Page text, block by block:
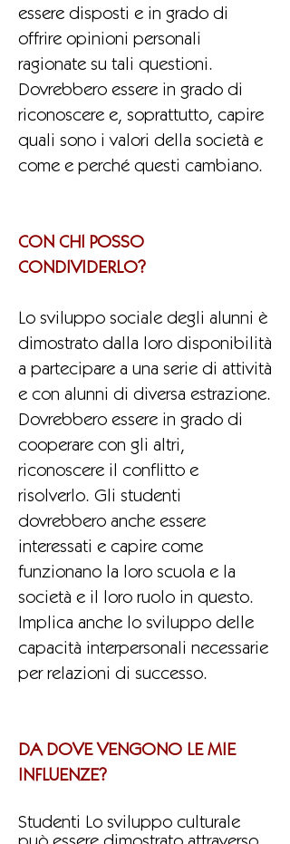
essere disposti e in grado di
offrire opinioni personali
ragionate su tali questioni.
Dovrebbero essere in grado di
riconoscere e, soprattutto, capire
quali sono i valori della società e
come e perché questi cambiano.
CON CHI POSSO
CONDIVIDERLO?
Lo sviluppo sociale degli alunni è
dimostrato dalla loro disponibilità
a partecipare a una serie di attività
e con alunni di diversa estrazione.
Dovrebbero essere in grado di
cooperare con gli altri,
riconoscere il conflitto e
risolverlo. Gli studenti
dovrebbero anche essere
interessati e capire come
funzionano la loro scuola e la
società e il loro ruolo in questo.
Implica anche lo sviluppo delle
capacità interpersonali necessarie
per relazioni di successo.
DA DOVE VENGONO LE MIE
INFLUENZE?
Studenti Lo sviluppo culturale